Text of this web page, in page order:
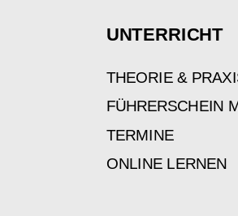
UNTERRICHT
THEORIE &
FÜHRERSCHEIN
TERMINE
ONLINE LERNEN